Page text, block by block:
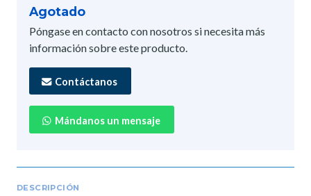
Agotado
Póngase en contacto con nosotros si necesita más
información sobre este producto.
Contáctanos
Mándanos un mensaje
DESCRIPCIÓN